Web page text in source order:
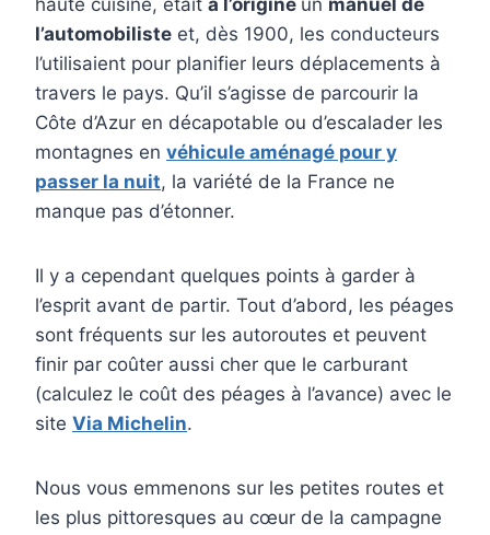
haute cuisine, était à l’origine un manuel de
l’automobiliste et, dès 1900, les conducteurs
l’utilisaient pour planifier leurs déplacements à
travers le pays. Qu’il s’agisse de parcourir la
Côte d’Azur en décapotable ou d’escalader les
montagnes en véhicule aménagé pour y
passer la nuit, la variété de la France ne
manque pas d’étonner.
Il y a cependant quelques points à garder à
l’esprit avant de partir. Tout d’abord, les péages
sont fréquents sur les autoroutes et peuvent
finir par coûter aussi cher que le carburant
(calculez le coût des péages à l’avance) avec le
site Via Michelin.
Nous vous emmenons sur les petites routes et
les plus pittoresques au cœur de la campagne